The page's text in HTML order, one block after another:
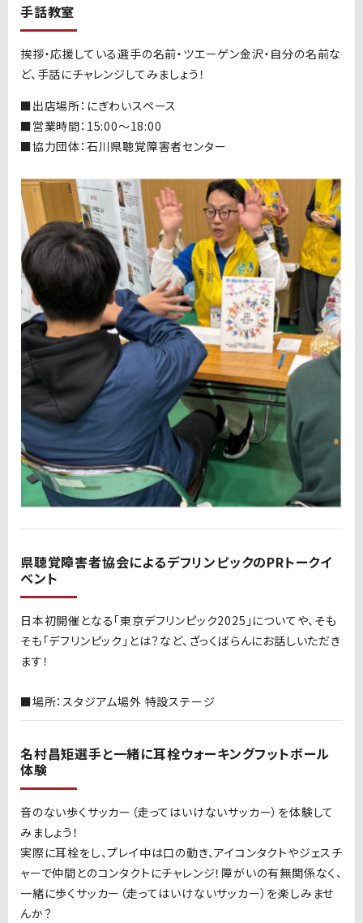
手話教室
挨拶・応援している選手の名前・ツエーゲン金沢・自分の名前な
ど、手話にチャレンジしてみましょう！
■出店場所：にぎわいスペース
■営業時間：15:00〜18:00
■協力団体：石川県聴覚障害者センター
県聴覚障害者協会によるデフリンピックのPRトークイ
ベント
日本初開催となる「東京デフリンピック2025」についてや、そも
そも「デフリンピック」とは？など、ざっくばらんにお話しいただき
ます！
■場所：スタジアム場外 特設ステージ
名村昌矩選手と一緒に耳栓ウォーキングフットボール
体験
音のない歩くサッカー（走ってはいけないサッカー）を体験して
みましょう！
実際に耳栓をし、プレイ中は口の動き、アイコンタクトやジェスチ
ャーで仲間とのコンタクトにチャレンジ！障がいの有無関係なく、
一緒に歩くサッカー（走ってはいけないサッカー）を楽しみませ
んか？